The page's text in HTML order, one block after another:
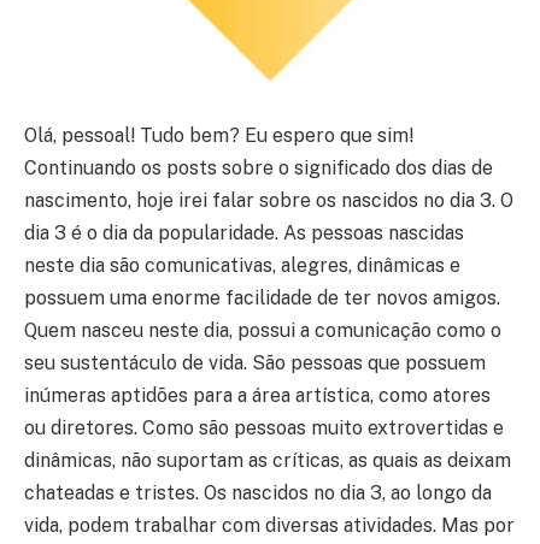
Olá, pessoal! Tudo bem? Eu espero que sim!
Continuando os posts sobre o significado dos dias de
nascimento, hoje irei falar sobre os nascidos no dia 3. O
dia 3 é o dia da popularidade. As pessoas nascidas
neste dia são comunicativas, alegres, dinâmicas e
possuem uma enorme facilidade de ter novos amigos.
Quem nasceu neste dia, possui a comunicação como o
seu sustentáculo de vida. São pessoas que possuem
inúmeras aptidões para a área artística, como atores
ou diretores. Como são pessoas muito extrovertidas e
dinâmicas, não suportam as críticas, as quais as deixam
chateadas e tristes. Os nascidos no dia 3, ao longo da
vida, podem trabalhar com diversas atividades. Mas por